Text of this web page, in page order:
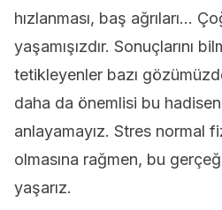
hızlanması, baş ağrıları…
yaşamışızdır. Sonuçlarını
tetikleyenler bazı
daha da önemlisi bu
anlayamayız. Stres normal
olmasına rağmen, bu
yaşarız.